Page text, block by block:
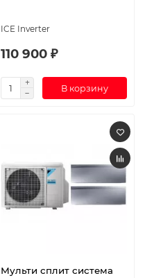
ICE Inverter
110 900 ₽
В корзину
Мульти сплит система